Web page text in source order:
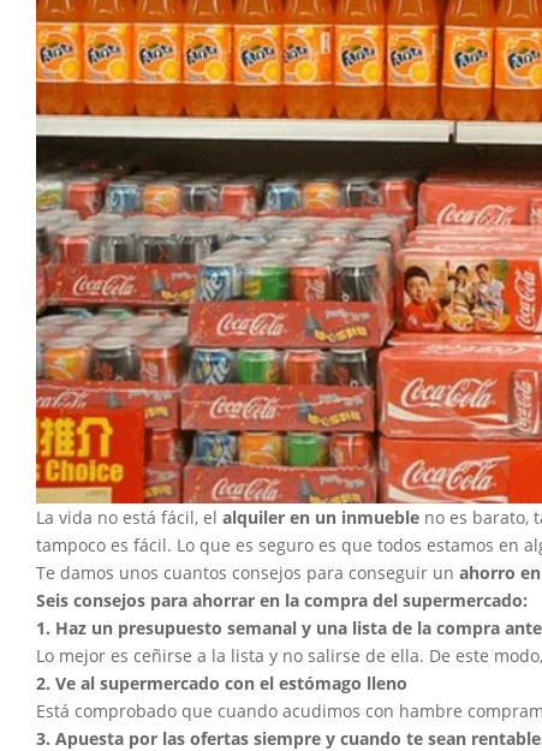
La vida no está fácil, el alquiler en un inmueble no es barato,
tampoco es fácil. Lo que es seguro es que todos estamos en
Te damos unos cuantos consejos para conseguir un ahorro
Seis consejos para ahorrar en la compra del supermercado:
1. Haz un presupuesto semanal y una lista de la compra
Lo mejor es ceñirse a la lista y no salirse de ella. De este
2. Ve al supermercado con el estómago lleno
Está comprobado que cuando acudimos con hambre
3. Apuesta por las ofertas siempre y cuando te sean